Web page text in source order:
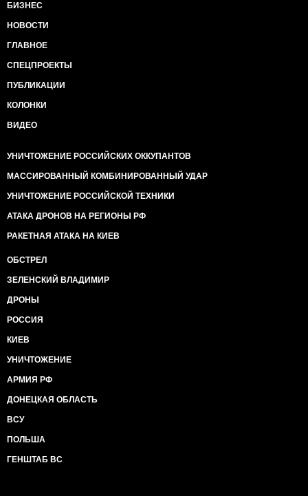
яке було створено та керувалось кимось значно
вищим за статусом та впливом.
За даними медіа, контрабанда через державний
кордон може контролюватись однією з довірених
організаторів партії Слуга народу Вадимом
Слюсарєвим, колись генерал-майором
одним з найбільш заможних бізнесменів України та
під час війни купив багато бізнесів. При багаторічну
причетність Слюсарєва до контрабанди цигарок
журналісти писали у 2021-му році:
https://www.facebook.com/olga.rudenko/posts/
__cft__[0]=AZUjrYKPq3QbBioUAhkd-
n0pgFZtWFL7vecXG_&__tn__=-UK-R
Сподіваюсь, що цей скандал отримає офіційне
відповідає за нашу зовніщню політику, від міністра
МЗС, і що усі, хто створив та збирав гроші за
кабінетів.
__cft__[0]=AZUjrYKPq3QbBioUAhkd-
Бутусов
БИЗНЕС
НОВОСТИ
ГЛАВНОЕ
СПЕЦПРОЕКТЫ
ПУБЛИКАЦИИ
КОЛОНКИ
ВИДЕО
УНИЧТОЖЕНИЕ РОССИЙСКИХ ОККУПАНТОВ
МАССИРОВАННЫЙ КОМБИНИРОВАННЫЙ УДАР
УНИЧТОЖЕНИЕ РОССИЙСКОЙ ТЕХНИКИ
АТАКА ДРОНОВ НА РЕГИОНЫ РФ
РАКЕТНАЯ АТАКА НА КИЕВ
ОБСТРЕЛ
ЗЕЛЕНСКИЙ ВЛАДИМИР
ДРОНЫ
РОССИЯ
КИЕВ
УНИЧТОЖЕНИЕ
АРМИЯ РФ
ДОНЕЦКАЯ ОБЛАСТЬ
ВСУ
ПОЛЬША
ГЕНШТАБ ВС